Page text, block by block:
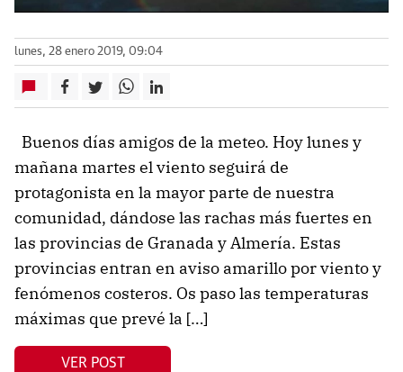
lunes, 28 enero 2019, 09:04
Buenos días amigos de la meteo. Hoy lunes y
mañana martes el viento seguirá de
protagonista en la mayor parte de nuestra
comunidad, dándose las rachas más fuertes en
las provincias de Granada y Almería. Estas
provincias entran en aviso amarillo por viento y
fenómenos costeros. Os paso las temperaturas
máximas que prevé la […]
VER POST